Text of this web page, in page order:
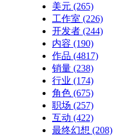
美元 (265)
工作室 (226)
开发者 (244)
内容 (190)
作品 (4817)
销量 (238)
行业 (174)
角色 (675)
职场 (257)
互动 (422)
最终幻想 (208)